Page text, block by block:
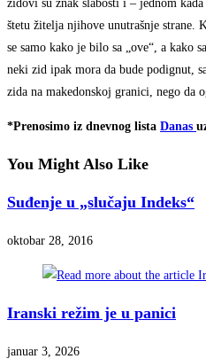
zidovi su znak slabosti i – jednom
štetu žitelja njihove unutrašnje strane.
se samo kako je bilo sa „ove“, a kako
neki zid ipak mora da bude podignut,
zida na makedonskoj granici, nego da
*Prenosimo iz dnevnog lista Danas
You Might Also Like
Suđenje u „slučaju Indeks“
oktobar 28, 2016
Iranski režim je u panici
januar 3, 2026